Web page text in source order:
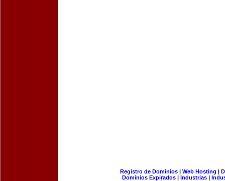
Registro de Dominios| Web Hosting |
Dominios Expirados | Industrias |